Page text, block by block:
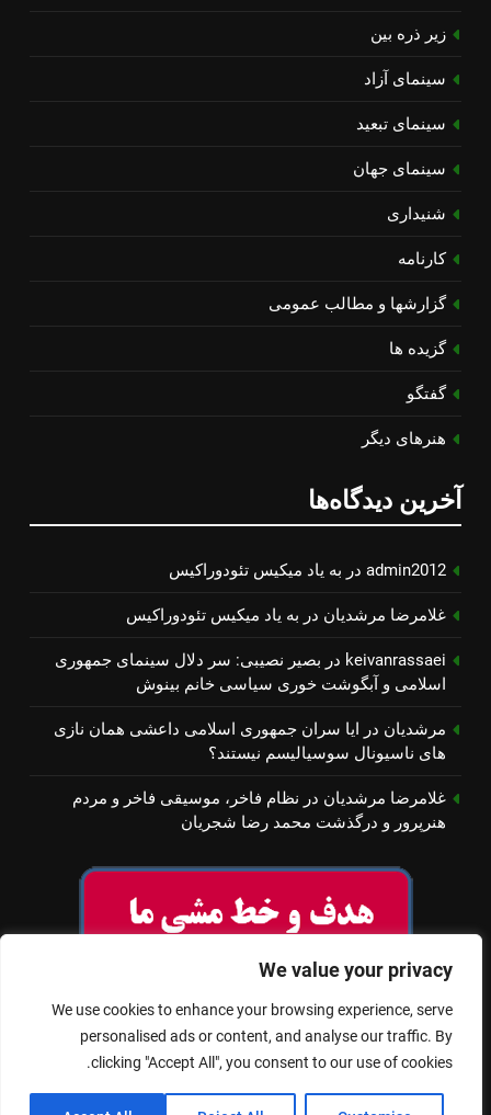
We value your privacy
We use cookies to enhance your browsing experience, serve
personalised ads or content, and analyse our traffic. By
clicking "Accept All", you consent to our use of cookies.
زیر ذره بین
سینمای آزاد
سینمای تبعید
سینمای جهان
شنیداری
کارنامه
گزارشها و مطالب عمومی
گزیده ها
گفتگو
هنرهای دیگر
آخرین دیدگاه‌ها
admin2012 در به یاد میكیس تئودوراكیس
غلامرضا مرشدیان در به یاد میكیس تئودوراكیس
keivanrassaei در بصیر نصیبی: سر دلال سینمای جمهوری
اسلامی و آبگوشت خوری سیاسی خانم بینوش
مرشدیان در ایا سران جمهوری اسلامی داعشی همان نازی
های ناسیونال سوسیالیسم نیستند؟
غلامرضا مرشدیان در نظام فاخر، موسیقی فاخر و مردم
هنرپرور و درگذشت محمد رضا شجریان